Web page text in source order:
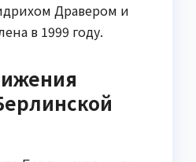
Дравером и
в 1999 году.